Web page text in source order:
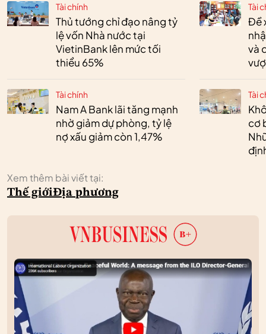
Tài chính
Thủ tướng chỉ đạo nâng tỷ
lệ vốn Nhà nước tại
VietinBank lên mức tối
thiểu 65%
Tài chính
Nam A Bank lãi tăng mạnh
nhờ giảm dự phòng, tỷ lệ
nợ xấu giảm còn 1,47%
Tài
Đề
và
Tài
cơ
Xem thêm bài viết tại:
Thế giớiĐịa phương